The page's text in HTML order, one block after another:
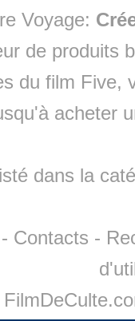
Voyage:
de produits
du film Five,
acheter
dans la
- Contacts -